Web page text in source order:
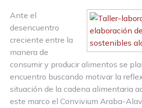
Ante el
desencuentro
creciente entre la
manera de
consumir y producir alimentos se
encuentro buscando motivar la
situación de la cadena alimentaria
este marco el Convivium Araba-